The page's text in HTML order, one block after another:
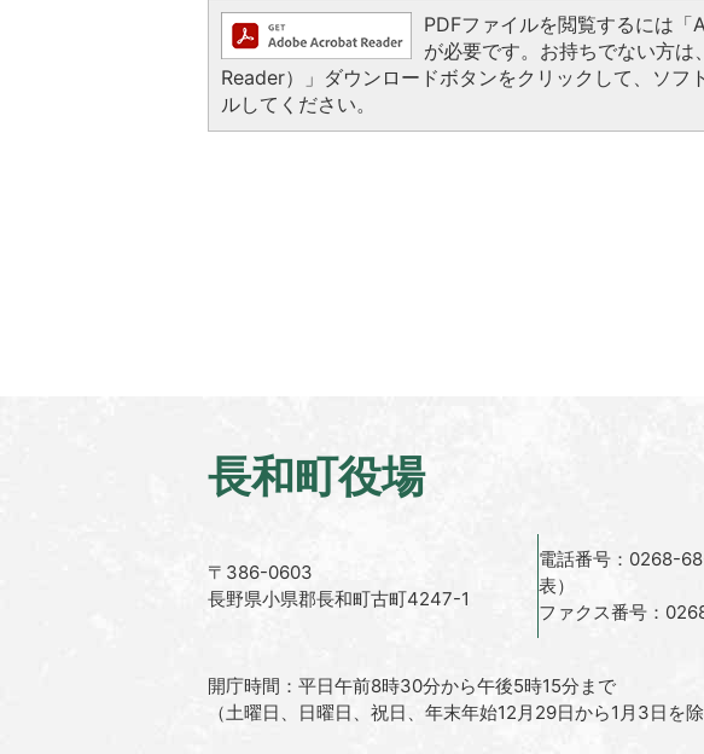
PDFファイルを閲覧するには
が必要です。お持ちでない方
Reader）」ダウンロードボタンをクリックして、ソフ
ルしてください。
長和町役場
〒386-0603
長野県小県郡長和町古町4247-1
電話番号：0268-
表）
ファクス番号：
開庁時間：平日午前8時30分から午後5時15分まで
（土曜日、日曜日、祝日、年末年始12月29日から1月3日を除